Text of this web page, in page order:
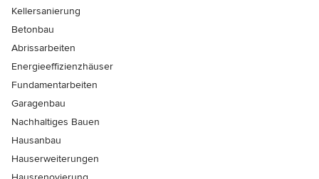
Kellersanierung
Betonbau
Abrissarbeiten
Energieeffizienzhäuser
Fundamentarbeiten
Garagenbau
Nachhaltiges Bauen
Hausanbau
Hauserweiterungen